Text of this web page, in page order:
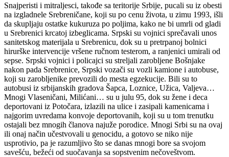
Snajperisti i mitraljesci, takođe sa teritorije Srbije, pucali su iz obesti
na izgladnele Srebreničane, koji su po cenu života, u zimu 1993, išli
da skupljaju ostatke kukuruza po poljima, kako ne bi umrli od gladi
u Srebrenici krcatoj izbeglicama. Srpski su vojnici sprečavali unos
sanitetskog materijala u Srebrenicu, dok su u pretrpanoj bolnici
hirurške intervencije vršene ručnom testerom, a ranjenici umirali od
sepse. Srpski vojnici i policajci su streljali zarobljene Bošnjake
nakon pada Srebrenice, Srpski vozači su vozli kamione i autobuse,
koji su zarobljenike prevozili do mesta egzekucije. Bili su to
autobusi iz srbijanskih gradova Šapca, Loznice, Užica, Valjeva…
Mnogi Vlaseničani, Milićani… su u julu 95, dok su žene i deca
deportovani iz Potočara, izlazili na ulice i zasipali kamenicama i
najgorim uvredama konvoje deportovanih, koji su u tom trenutku
ostajali bez mnogih članova najuže porodice. Mnogi Srbi su na ovaj
ili onaj način učestvovali u genocidu, a gotovo se niko nije
usprotivio, pa je razumljivo što se danas mnogi bore sa svojom
savešću, bežeći od suočavanja sa sopstvenim nečoveštvom.